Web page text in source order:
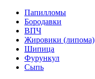
Папилломы
Бородавки
ВПЧ
Жировики (липома)
Шипица
Фурункул
Сыпь